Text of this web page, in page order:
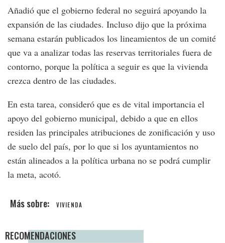
Añadió que el gobierno federal no seguirá apoyando la
expansión de las ciudades. Incluso dijo que la próxima
semana estarán publicados los lineamientos de un comité
que va a analizar todas las reservas territoriales fuera de
contorno, porque la política a seguir es que la vivienda
crezca dentro de las ciudades.
En esta tarea, consideró que es de vital importancia el
apoyo del gobierno municipal, debido a que en ellos
residen las principales atribuciones de zonificación y uso
de suelo del país, por lo que si los ayuntamientos no
están alineados a la política urbana no se podrá cumplir
la meta, acotó.
VIVIENDA
RECOMENDACIONES